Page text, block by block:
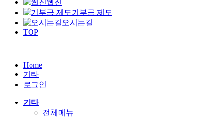
웹진
기부금 제도
오시는길
TOP
Home
기타
로그인
기타
전체메뉴